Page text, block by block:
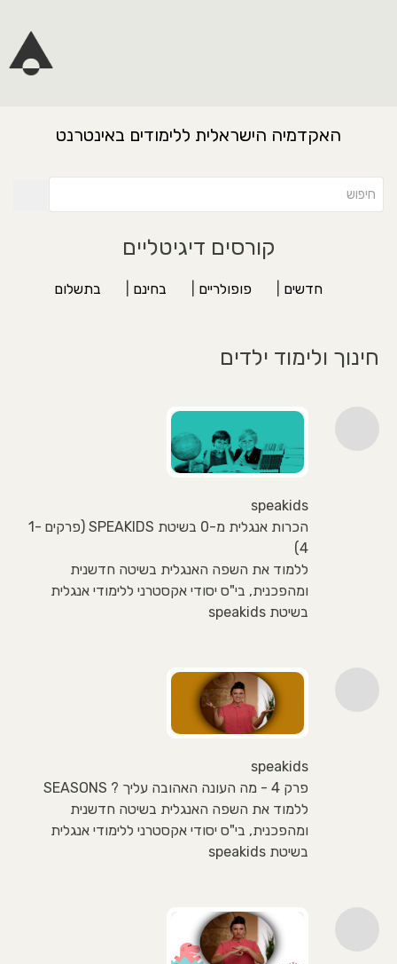
האקדמיה הישראלית ללימודים באינטרנט
קורסים דיגיטליים
חדשים פופולריים בחינם בתשלום
חינוך ולימוד ילדים
speakids
הכרות אנגלית מ-0 בשיטת SPEAKIDS (פרקים 1-
4)
ללמוד את השפה האנגלית בשיטה חדשנית
ומהפכנית, בי"ס יסודי אקסטרני ללימודי אנגלית
בשיטת speakids
speakids
פרק 4 - מה העונה האהובה עליך ? SEASONS
ללמוד את השפה האנגלית בשיטה חדשנית
ומהפכנית, בי"ס יסודי אקסטרני ללימודי אנגלית
בשיטת speakids